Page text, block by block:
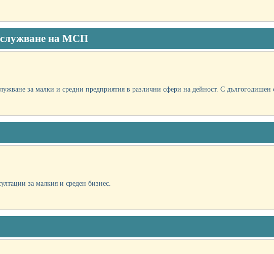
на МСП
за малки и средни предприятия в различни сфери на дейност. С дългогодишен
за малкия и среден бизнес.